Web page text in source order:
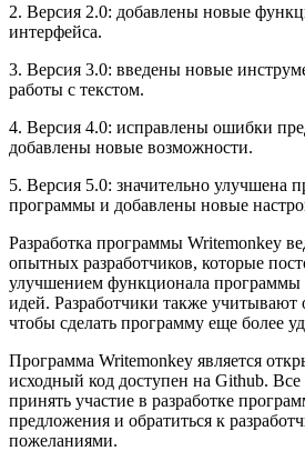
2. Версия 2.0: добавлены новые
интерфейса.
3. Версия 3.0: введены новые
работы с текстом.
4. Версия 4.0: исправлены ошибки
добавлены новые возможности.
5. Версия 5.0: значительно улучшена
программы и добавлены новые
Разработка программы Writemonkey
опытных разработчиков, которые
улучшением функционала программы
идей. Разработчики также учитывают
чтобы сделать программу еще более
Программа Writemonkey является
исходный код доступен на Github.
принять участие в разработке
предложения и обратиться к
пожеланиями.